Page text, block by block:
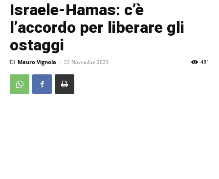
Israele-Hamas: c’è
l’accordo per liberare gli
ostaggi
Di Mauro Vignola - 22 Novembre 2023 481